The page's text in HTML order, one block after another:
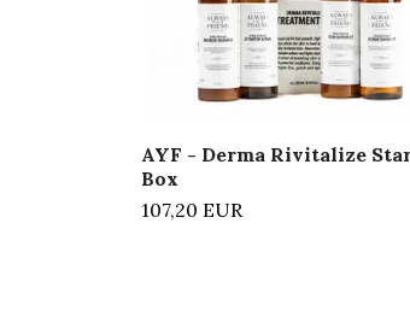
AYF - Derma Rivitalize
Box
107,20 EUR